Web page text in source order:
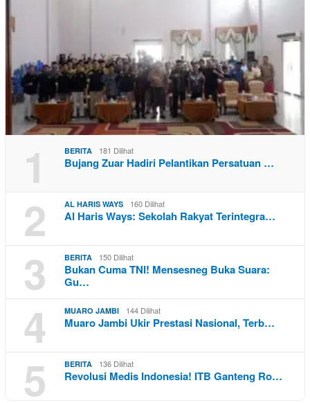
1 BERITA 181 Dilihat
Bujang Zuar Hadiri Pelantikan Persatuan …
2 AL HARIS WAYS 160 Dilihat
Al Haris Ways: Sekolah Rakyat Terintegra…
3 BERITA 150 Dilihat
Bukan Cuma TNI! Mensesneg Buka Suara:
Gu…
4 MUARO JAMBI 144 Dilihat
Muaro Jambi Ukir Prestasi Nasional, Terb…
5 BERITA 136 Dilihat
Revolusi Medis Indonesia! ITB Ganteng Ro…